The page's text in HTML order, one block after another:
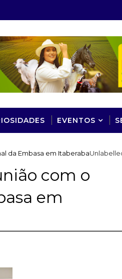
EVENTOS
da Embasa em Itaberaba
com o
em